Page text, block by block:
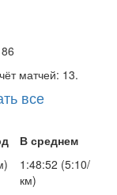
матчей: 13.
все
В среднем
1:48:52 (5:10/
км)